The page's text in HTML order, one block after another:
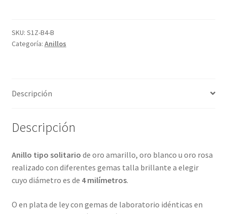
y
4
ref-
cantidad
SKU: S1Z-B4-B
Categoría: Anillos
Descripción
Descripción
Anillo tipo solitario de oro amarillo, oro blanco u oro rosa
realizado con diferentes gemas talla brillante a elegir
cuyo diámetro es de 4 milímetros.
O en plata de ley con gemas de laboratorio idénticas en